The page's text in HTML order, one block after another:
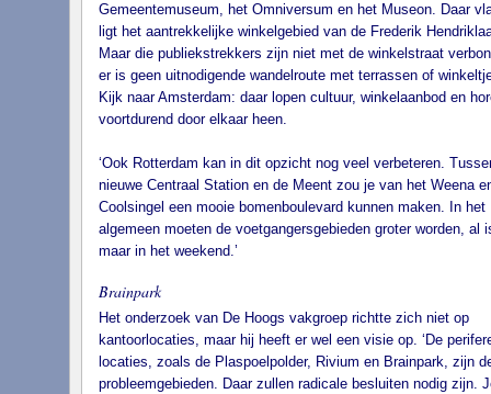
Gemeentemuseum, het Omniversum en het Museon. Daar
ligt het aantrekkelijke winkelgebied van de Frederik
Maar die publiekstrekkers zijn niet met de winkelstraat
er is geen uitnodigende wandelroute met terrassen of
Kijk naar Amsterdam: daar lopen cultuur, winkelaanbod en
voortdurend door elkaar heen.
‘Ook Rotterdam kan in dit opzicht nog veel verbeteren.
nieuwe Centraal Station en de Meent zou je van het Weena
Coolsingel een mooie bomenboulevard kunnen maken. In het
algemeen moeten de voetgangersgebieden groter worden, al
maar in het weekend.’
Brainpark
Het onderzoek van De Hoogs vakgroep richtte zich niet op
kantoorlocaties, maar hij heeft er wel een visie op. ‘De
locaties, zoals de Plaspoelpolder, Rivium en Brainpark, zijn
probleemgebieden. Daar zullen radicale besluiten nodig zijn.